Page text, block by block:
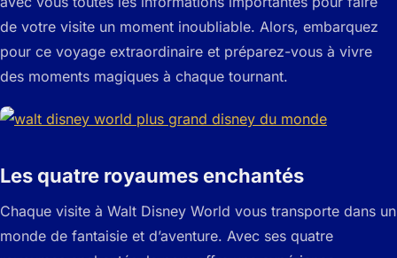
de votre visite un moment inoubliable. Alors, embarquez
pour ce voyage extraordinaire et préparez-vous à vivre
des moments magiques à chaque tournant.
Les quatre royaumes enchantés
Chaque visite à Walt Disney World vous transporte dans un
monde de fantaisie et d’aventure. Avec ses quatre